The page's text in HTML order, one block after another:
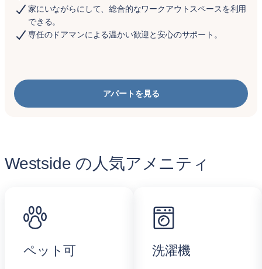
家にいながらにして、総合的なワークアウトスペースを利用
できる。
専任のドアマンによる温かい歓迎と安心のサポート。
アパートを見る
Westside の人気アメニティ
ペット可 洗濯機